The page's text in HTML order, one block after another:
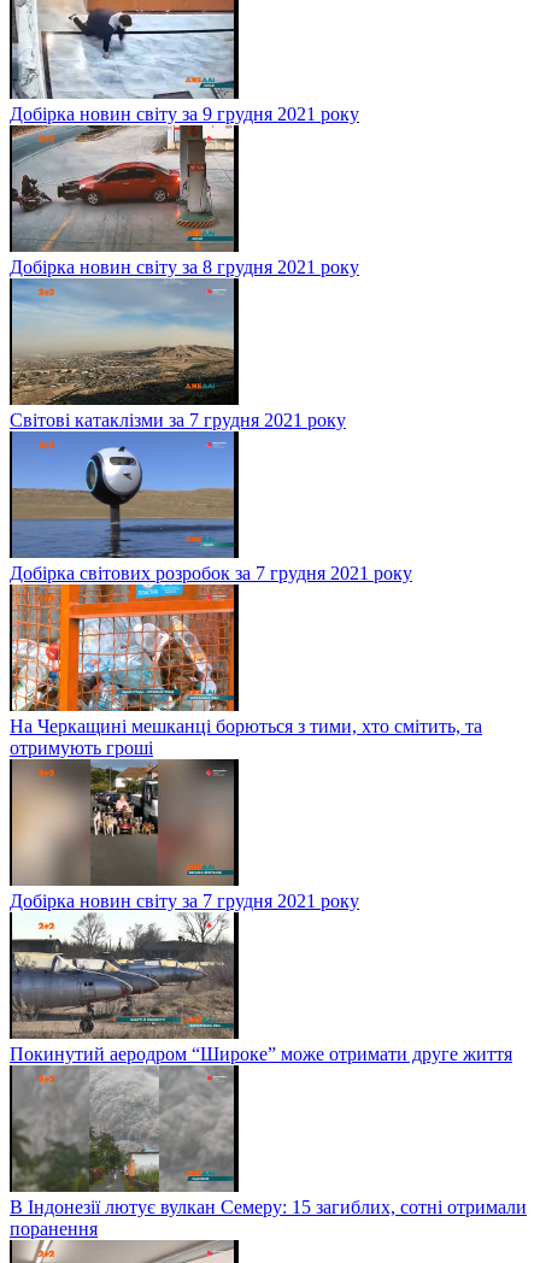
Добірка новин світу за 9 грудня 2021 року
Добірка новин світу за 8 грудня 2021 року
Світові катаклізми за 7 грудня 2021 року
Добірка світових розробок за 7 грудня 2021 року
На Черкащині мешканці борються з тими, хто смітить, та
отримують гроші
Добірка новин світу за 7 грудня 2021 року
Покинутий аеродром “Широке” може отримати друге життя
В Індонезії лютує вулкан Семеру: 15 загиблих, сотні отримали
поранення